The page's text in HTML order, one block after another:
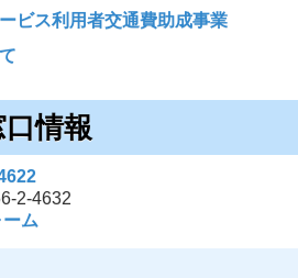
ビス利用者交通費助成事業
情報
2-4632
ーム